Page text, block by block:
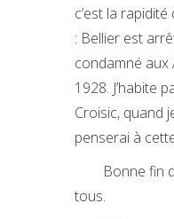
c’est la
: Bellier est
condamné aux
1928. J’habite
Croisic, quand
penserai à
Bonne fin
tous.